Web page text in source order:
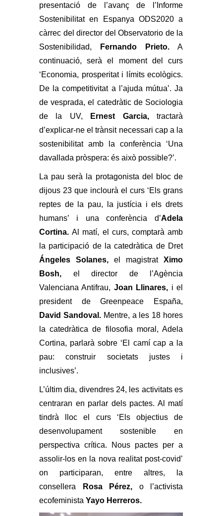
presentació de l’avanç de l’Informe
Sostenibilitat en Espanya ODS2020 a
càrrec del director del Observatorio de la
Sostenibilidad,
Fernando Prieto. A
continuació, serà el moment del curs
‘Economia, prosperitat i límits ecològics.
De la competitivitat a l’ajuda mútua’. Ja
de vesprada, el catedràtic de Sociologia
de la UV,
Ernest Garcia,tractarà
d’explicar-ne el trànsit necessari cap a la
sostenibilitat amb la conferència ‘Una
davallada pròspera: és això possible?’.
La pau serà la protagonista del bloc de
dijous 23 que inclourà el curs ‘Els grans
reptes de la pau, la justícia i els drets
humans’ i una conferència d’Adela
Cortina.Al matí, el curs, comptarà amb
la participació de la catedràtica de Dret
Ángeles Solanes, el magistrat Ximo
Bosh, el director de l’Agència
Valenciana Antifrau, Joan Llinares, i el
president de Greenpeace España,
David Sandoval.Mentre, a les 18 hores
la catedràtica de filosofia moral, Adela
Cortina, parlarà sobre ‘El camí cap a la
pau: construir societats justes i
inclusives’.
L’últim dia, divendres 24, les activitats es
centraran en parlar dels pactes. Al matí
tindrà lloc el curs ‘Els objectius de
desenvolupament sostenible en
perspectiva crítica. Nous pactes per a
assolir-los en la nova realitat post-covid’
on participaran, entre altres, la
consellera
Rosa Pérez, o l’activista
ecofeminista Yayo Herreros.